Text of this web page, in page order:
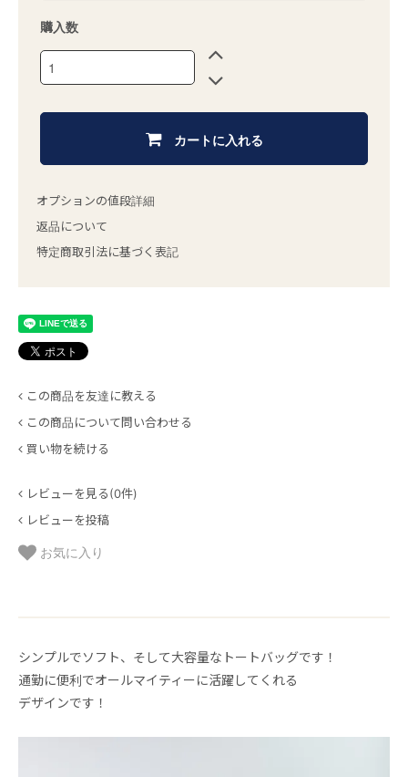
購入数
カートに入れる
オプションの値段詳細
返品について
特定商取引法に基づく表記
この商品を友達に教える
この商品について問い合わせる
買い物を続ける
レビューを見る(0件)
レビューを投稿
お気に入り
シンプルでソフト、そして大容量なトートバッグです！
通勤に便利でオールマイティーに活躍してくれる
デザインです！